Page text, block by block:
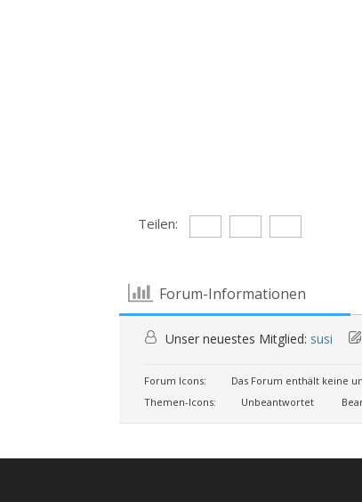
Teilen:
Forum-Informationen
Unser neuestes Mitglied: susi
Forum Icons: Das Forum enthält keine
Themen-Icons:
Unbeantwortet